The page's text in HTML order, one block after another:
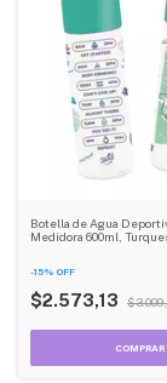
Botella de Agua
Medidora 600ml,
-15% OFF
$2.573,13